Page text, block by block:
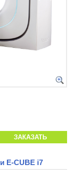
ЗАКАЗАТЬ
E-CUBE i7